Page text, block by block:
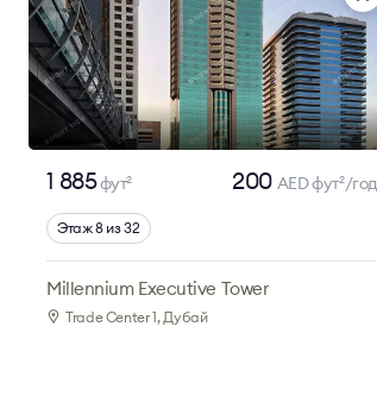
1 885фут2 200 AED фут2/год
Этаж 8 из 32
Millennium Executive Tower
Trade Center 1, Дубай